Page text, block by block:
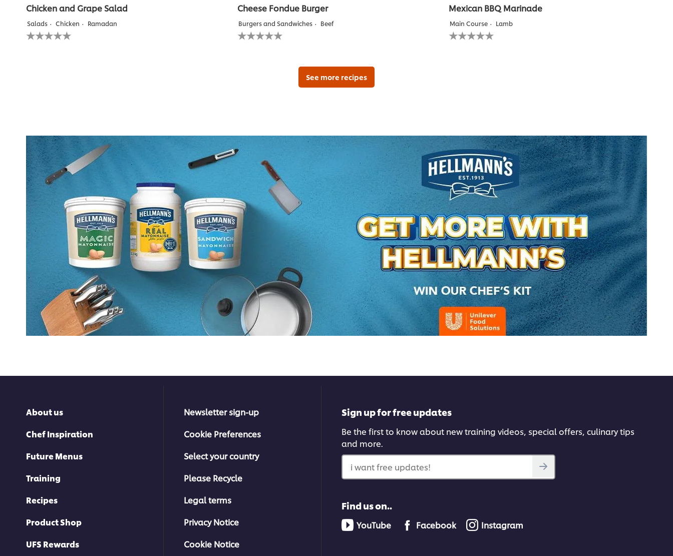
Chicken and Grape Salad
Salads Chicken Ramadan
لم
يتم
Cheese Fondue Burger
Burgers and Sandwiches Beef
لم
يتم
Mexican BBQ Marinade
Main Course Lamb
لم
يتم
See more recipes
About us
Chef Inspiration
Future Menus
Training
Recipes
Product Shop
UFS Rewards
Newsletter sign-up
Cookie Preferences
Select your country
Please Recycle
Legal terms
Privacy Notice
Cookie Notice
Sign up for free updates
Be the first to know about new training videos, special offers, culinary tips
and more.
i want free updates!
Find us on..
YouTube Facebook Instagram